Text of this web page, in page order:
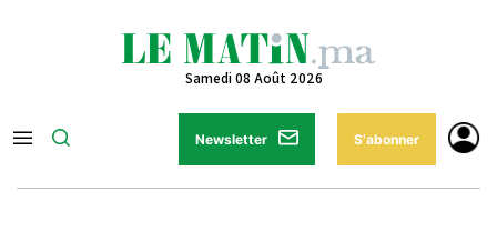
Samedi 08 Août 2026
Newsletter S'abonner